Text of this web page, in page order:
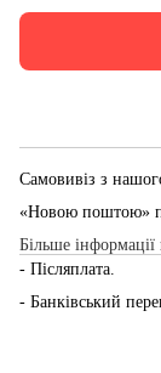
Самовивіз з
«Новою поштою»
Більше інформації
- Післяплата.
- Банківський